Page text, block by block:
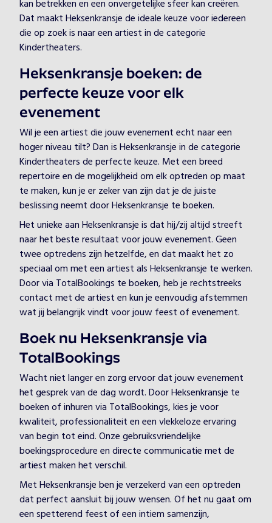
kan betrekken en een onvergetelijke sfeer kan creëren.
Dat maakt Heksenkransje de ideale keuze voor iedereen
die op zoek is naar een artiest in de categorie
Kindertheaters.
Heksenkransje boeken: de
perfecte keuze voor elk
evenement
Wil je een artiest die jouw evenement echt naar een
hoger niveau tilt? Dan is Heksenkransje in de categorie
Kindertheaters de perfecte keuze. Met een breed
repertoire en de mogelijkheid om elk optreden op maat
te maken, kun je er zeker van zijn dat je de juiste
beslissing neemt door Heksenkransje te boeken.
Het unieke aan Heksenkransje is dat hij/zij altijd streeft
naar het beste resultaat voor jouw evenement. Geen
twee optredens zijn hetzelfde, en dat maakt het zo
speciaal om met een artiest als Heksenkransje te werken.
Door via TotalBookings te boeken, heb je rechtstreeks
contact met de artiest en kun je eenvoudig afstemmen
wat jij belangrijk vindt voor jouw feest of evenement.
Boek nu Heksenkransje via
TotalBookings
Wacht niet langer en zorg ervoor dat jouw evenement
het gesprek van de dag wordt. Door Heksenkransje te
boeken of inhuren via TotalBookings, kies je voor
kwaliteit, professionaliteit en een vlekkeloze ervaring
van begin tot eind. Onze gebruiksvriendelijke
boekingsprocedure en directe communicatie met de
artiest maken het verschil.
Met Heksenkransje ben je verzekerd van een optreden
dat perfect aansluit bij jouw wensen. Of het nu gaat om
een spetterend feest of een intiem samenzijn,